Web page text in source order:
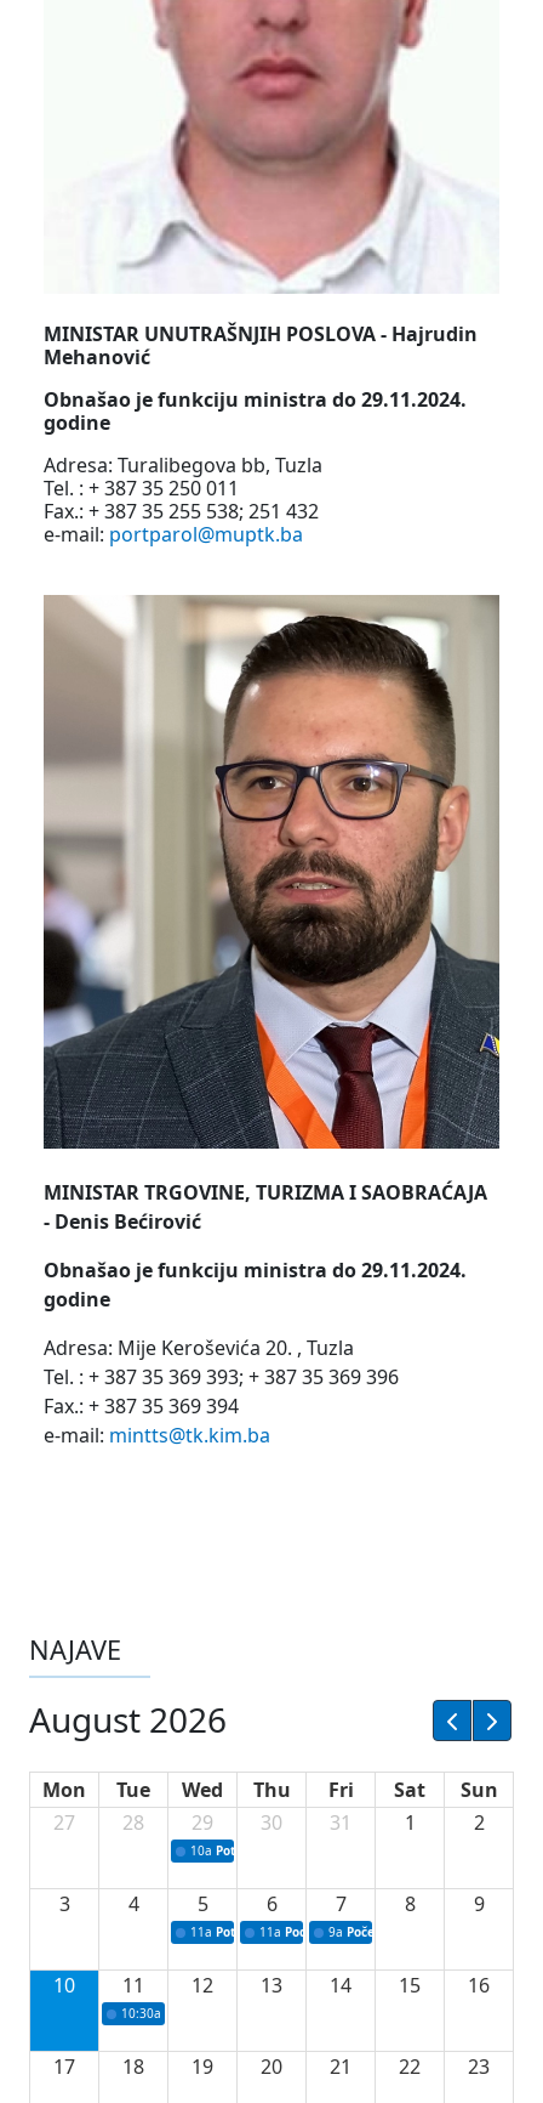
MINISTAR UNUTRAŠNJIH POSLOVA - Hajrudin
Mehanović
Obnašao je funkciju ministra do 29.11.2024.
godine
Adresa: Turalibegova bb, Tuzla
Tel. : + 387 35 250 011
Fax.: + 387 35 255 538; 251 432
e-mail: portparol@muptk.ba
MINISTAR TRGOVINE, TURIZMA I SAOBRAĆAJA
- Denis Bećirović
Obnašao je funkciju ministra do 29.11.2024.
godine
Adresa: Mije Keroševića 20. , Tuzla
Tel. : + 387 35 369 393; + 387 35 369 396
Fax.: + 387 35 369 394
e-mail: mintts@tk.kim.ba
NAJAVE
August 2026
Mon Tue Wed Thu Fri Sat
Sun
27
28 29
10a Potpisivanje ugovora sa neprofitnim
30 31 1 2
3 4 5
11a Potpisivanje ugovora o stipendijama za
6
11a Podrška razvoju vodne infrastrukture u
7
9a Početak izgradnje nove
8 9
10 11
10:30a
12 13 14 15 16
17 18 19 20 21 22 23